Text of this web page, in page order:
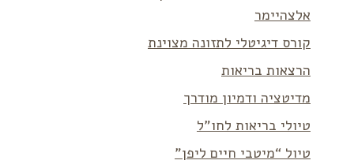
אלצהיימר
קורס דיגיטלי לתזונה מצוינת
הרצאות בריאות
מדיטציה ודמיון מודרך
טיולי בריאות לחו”ל
טיול “מיטבי חיים ליפן”